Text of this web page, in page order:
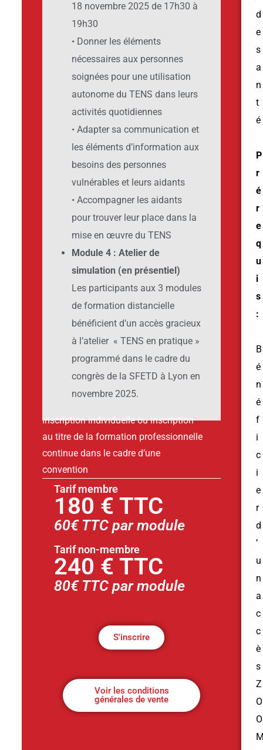
18 novembre 2025 de 17h30 à
19h30
• Donner les éléments
nécessaires aux personnes
soignées pour une utilisation
autonome du TENS dans leurs
activités quotidiennes
•Adapter sa communication et
les éléments d’information aux
besoins des personnes
vulnérables et leurs aidants
•Accompagner les aidants
pour trouver leur place dans la
mise en œuvre du TENS
Module 4 : Atelier de
simulation (en présentiel)
Les participants aux 3 modules
de formation distancielle
bénéficient d’un accès gracieux
à l’atelier « TENS en pratique »
programmé dans le cadre du
congrès de la SFETD à Lyon en
novembre 2025.
Inscription individuelle ou inscription
au titre de la formation professionnelle
continue dans le cadre d’une
convention
Tarif membre
180 € TTC
60€ TTC par module
Tarif non-membre
240 € TTC
80€ TTC par module
S'inscrire
Voir les conditions
générales de vente
d
e
s
a
n
t
é
P
r
é
r
e
q
u
i
s
:
B
é
n
é
f
i
c
i
e
r
d
’
u
n
a
c
c
è
s
Z
O
O